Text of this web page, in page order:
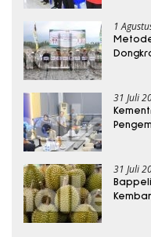
1
31 Juli
31 Juli